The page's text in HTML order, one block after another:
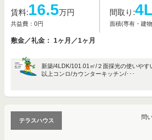
賃料:16.5万円
共益費：0円
間取り:
面積(専有・建
敷金／礼金： 1ヶ月／1ヶ月
新築/4LDK/101.01㎡/２面採光の使いやす
以上コンロ/カウンターキッチン/･･･
テラスハウス
問